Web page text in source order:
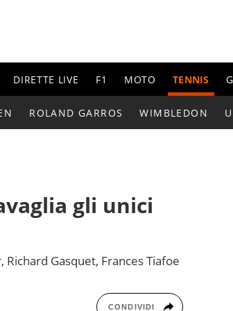
DIRETTE LIVE F1 MOTO TENNIS
ROLAND GARROS WIMBLEDON
gli unici
Gasquet, Frances Tiafoe
CONDIVIDI